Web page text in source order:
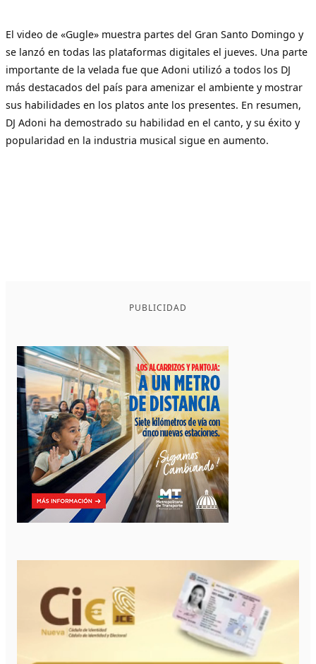
El video de «Gugle» muestra partes del Gran Santo Domingo y
se lanzó en todas las plataformas digitales el jueves. Una parte
importante de la velada fue que Adoni utilizó a todos los DJ
más destacados del país para amenizar el ambiente y mostrar
sus habilidades en los platos ante los presentes. En resumen,
DJ Adoni ha demostrado su habilidad en el canto, y su éxito y
popularidad en la industria musical sigue en aumento.
PUBLICIDAD